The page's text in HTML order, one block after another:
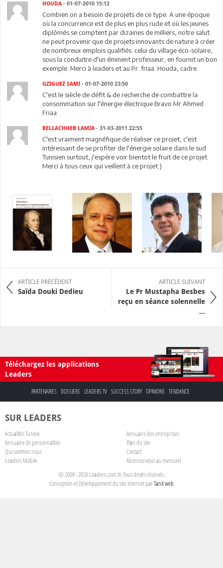
HOUDA - 01-07-2010 15:12
Combien on a besoin de projets de ce type. A une époque
où la concurrence est de plus en plus rude et où les jeunes
diplômés se comptent par dizaines de milliers, notre salut
ne peut provenir que de projets innovants de nature à créer
de nombreux emplois qualifiés. celui du village éco-solaire,
sous la conduitre d'un éminent professeur, en fournit un bon
exemple. Merci à leaders et au Pr. friaa. Houda, cadre.
GZIGUEZ SAMI - 01-07-2010 23:50
C'est le siècle de défit & de recherche de combattre la
consommation sur l'énergie électrique Bravo Mr Ahmed
Friaa
BELLACHHEB LAMIA - 31-03-2011 22:55
C'est vraiment magnéfique de réaliser ce projet, c'est
intéressant de se profiter de l'énergie solaire dans le sud
Tunisien surtout, j'espère voir bientot le fruit de ce projet.
Merci à tous ceux qui veillent à ce projet:)
ARTICLE PRÉCÉDENT
Saïda Douki Dedieu
ARTICLE SUIVANT
Le Pr Mustapha Besbes
reçu en séance solennelle
...
Téléchargez les applications
Leaders
PARTENAIRES DOSSIERS LEADERS TV SUCCESS STORY OPINIONS TENDANCE
SUR LEADERS
Actualités Tunisie
Annuaire des entreprises
Annuaire de personnalités
Plan du site
Qui sommes nous
Contact
Leaders Mobile
Abonnez-vous au mensuel
© 2009 - 2026 Leaders.com.tn Tous droits réservés.
Conception et Développement du site internet parTanit web